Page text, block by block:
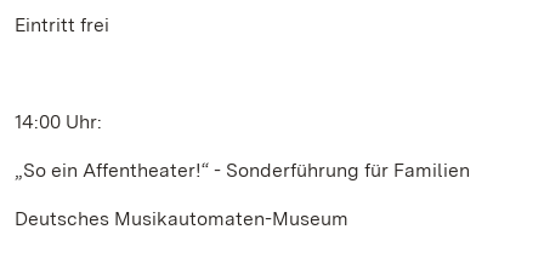
Eintritt frei
14:00 Uhr:
„So ein Affentheater!“ - Sonderführung für Familien
Deutsches Musikautomaten-Museum